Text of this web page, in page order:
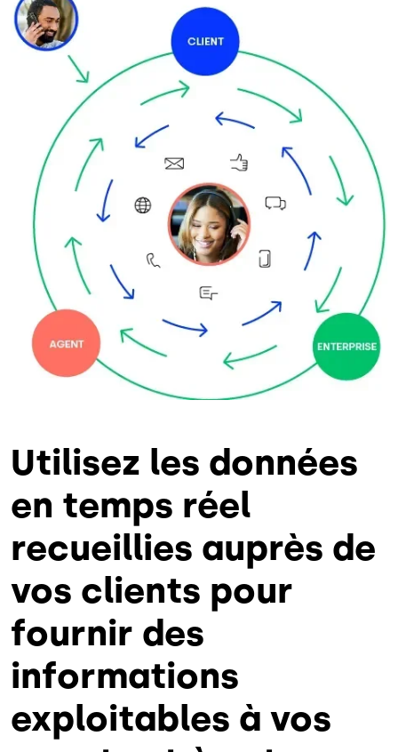
Utilisez les données
en temps réel
recueillies auprès de
vos clients pour
fournir des
informations
exploitables à vos